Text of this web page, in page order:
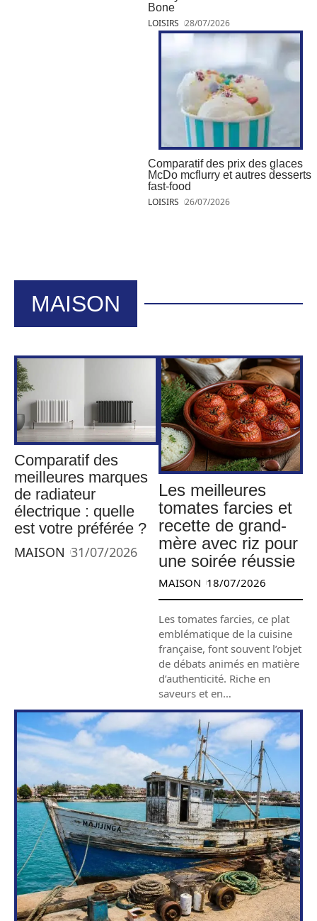
Bone
LOISIRS 28/07/2026
Comparatif des prix des glaces
McDo mcflurry et autres desserts
fast-food
LOISIRS 26/07/2026
MAISON
Comparatif des
meilleures marques
de radiateur
électrique : quelle
est votre préférée ?
MAISON 31/07/2026
Les meilleures
tomates farcies et
recette de grand-
mère avec riz pour
une soirée réussie
MAISON 18/07/2026
Les tomates farcies, ce plat
emblématique de la cuisine
française, font souvent l’objet
de débats animés en matière
d’authenticité. Riche en
saveurs et en…